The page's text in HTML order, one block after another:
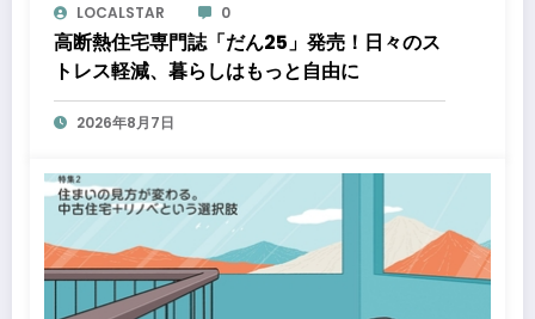
LOCALSTAR 0
高断熱住宅専門誌「だん25」発売！日々のス
トレス軽減、暮らしはもっと自由に
2026年8月7日